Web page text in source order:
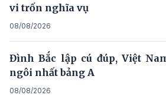
vi trốn nghĩa vụ
08/08/2026
Đình Bắc lập cú đúp, Việt
ngôi nhất bảng A
08/08/2026